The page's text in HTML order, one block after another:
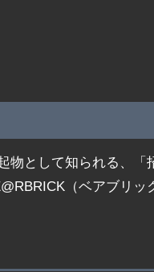
物として知られる、「
（ベアブリッ